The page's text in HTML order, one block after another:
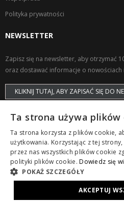
Polityka prywatności
NEWSLETTER
Zapisz się na newsletter, aby otrzymać
oraz dostawać informacje o
KLIKNIJ TUTAJ, ABY ZAPISAĆ SIĘ DO
Copyright © ZAPS. All
Ta strona używa plików
Ta strona korzysta z plików cookie,
użytkowania. Korzystając z tej
przez nas wszystkich plików cookie
polityki plików cookie.Dowiedz się
POKAŻ SZCZEGÓŁY
AKCEPTUJ